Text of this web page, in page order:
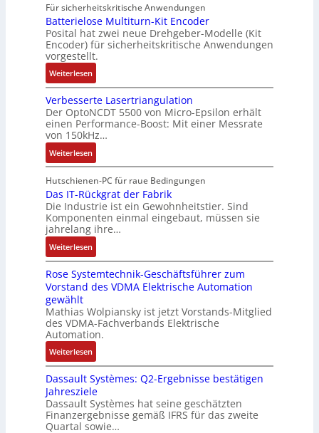
L
3
f
ü
r
s
i
c
h
e
r
e
E
n
t
w
i
c
k
l
u
n
g
o
b
o
t
k
,
3
M
i
l
l
i
o
n
e
n
A
r
b
e
i
t
s
k
r
ä
f
t
e
u
t
o
m
a
t
i
o
n
e
x
p
a
n
d
i
e
r
t
f
t
a
g
s
e
i
n
g
a
n
g
i
m
M
a
s
c
h
i
n
e
n
-
n
l
a
Für sicherheitskritische Anwendungen
Batterielose Multiturn-Kit Encoder
Posital hat zwei neue Drehgeber-Modelle (Kit
Encoder) für sicherheitskritische Anwendungen
vorgestellt.
Weiterlesen:
B
a
t
t
e
r
i
e
l
o
s
e
M
u
l
t
t
u
r
n
-
K
i
t
E
Verbesserte Lasertriangulation
Der OptoNCDT 5500 von Micro-Epsilon erhält
einen Performance-Boost: Mit einer Messrate
von 150kHz…
Weiterlesen:
V
e
r
b
e
s
s
e
r
t
L
a
s
e
r
t
r
i
a
Hutschienen-PC für raue Bedingungen
Das IT-Rückgrat der Fabrik
Die Industrie ist ein Gewohnheitstier. Sind
Komponenten einmal eingebaut, müssen sie
jahrelang ihre…
Weiterlesen:
D
a
s
T
-
R
ü
c
k
g
r
a
Rose Systemtechnik-Geschäftsführer zum
Vorstand des VDMA Elektrische Automation
gewählt
Mathias Wolpiansky ist jetzt Vorstands-Mitglied
des VDMA-Fachverbands Elektrische
Automation.
Weiterlesen:
R
o
s
e
S
Dassault Systèmes: Q2-Ergebnisse bestätigen
Jahresziele
Dassault Systèmes hat seine geschätzten
Finanzergebnisse gemäß IFRS für das zweite
Quartal sowie…